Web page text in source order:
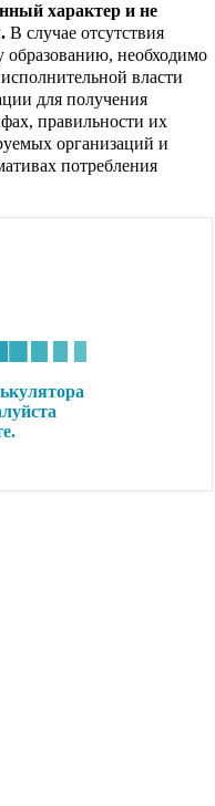
характер и не
В случае отсутствия
необходимо
власти
для получения
правильности их
организаций и
потребления